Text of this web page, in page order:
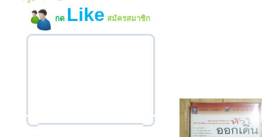
กด Like สมัครสมาชิก